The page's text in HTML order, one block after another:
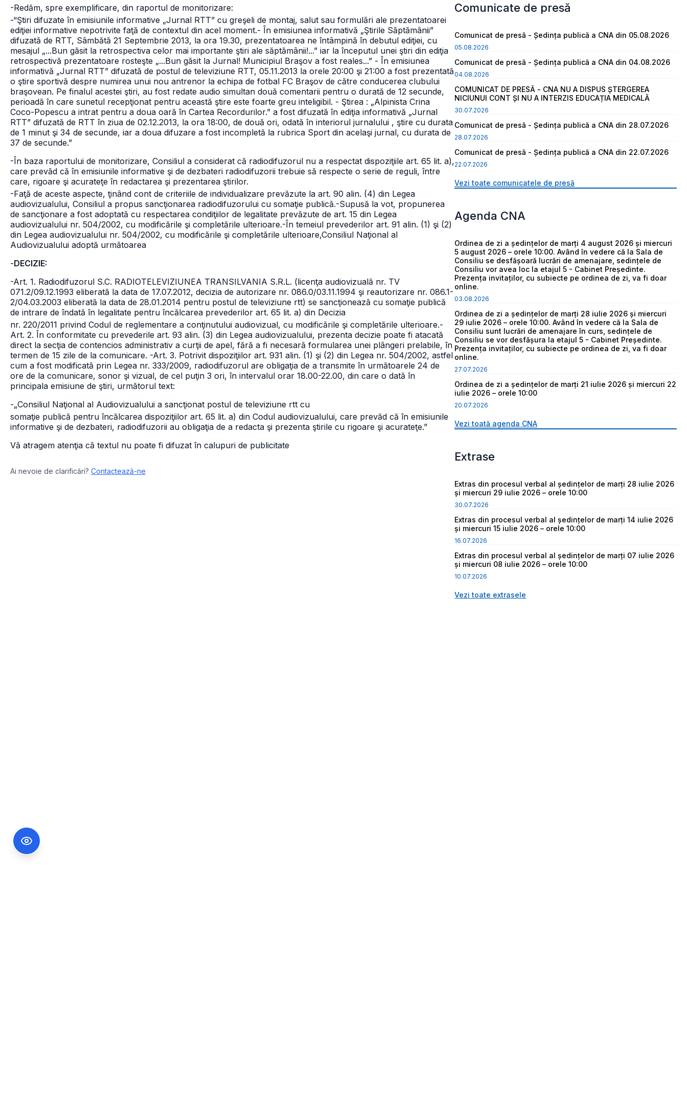
-Redăm, spre exemplificare, din raportul de monitorizare:
-“Ştiri difuzate în emisiunile informative „Jurnal RTT” cu greşeli de montaj, salut sau formulări ale prezentatoarei
ediţiei informative nepotrivite faţă de contextul din acel moment.- În emisiunea informativă „Ştirile Săptămânii”
difuzată de RTT, Sâmbătă 21 Septembrie 2013, la ora 19.30, prezentatoarea ne întâmpină în debutul ediţiei, cu
mesajul „...Bun găsit la retrospectiva celor mai importante ştiri ale săptămânii!...” iar la începutul unei ştiri din ediţia
retrospectivă prezentatoare rosteşte „...Bun găsit la Jurnal! Municipiul Braşov a fost reales...” - În emisiunea
informativă „Jurnal RTT” difuzată de postul de televiziune RTT, 05.11.2013 la orele 20:00 şi 21:00 a fost prezentată
o ştire sportivă despre numirea unui nou antrenor la echipa de fotbal FC Braşov de către conducerea clubului
braşovean. Pe finalul acestei ştiri, au fost redate audio simultan două comentarii pentru o durată de 12 secunde,
perioadă în care sunetul recepţionat pentru această ştire este foarte greu inteligibil. - Ştirea : „Alpinista Crina
Coco-Popescu a intrat pentru a doua oară în Cartea Recordurilor.” a fost difuzată în ediţia informativă „Jurnal
RTT” difuzată de RTT în ziua de 02.12.2013, la ora 18:00, de două ori, odată în interiorul jurnalului , ştire cu durata
de 1 minut şi 34 de secunde, iar a doua difuzare a fost incompletă la rubrica Sport din acelaşi jurnal, cu durata de
37 de secunde.”
-În baza raportului de monitorizare, Consiliul a considerat că radiodifuzorul nu a respectat dispoziţiile art. 65 lit. a),
care prevăd că în emisiunile informative şi de dezbateri radiodifuzorii trebuie să respecte o serie de reguli, între
care, rigoare şi acurateţe în redactarea şi prezentarea ştirilor.
-Faţă de aceste aspecte, ţinând cont de criteriile de individualizare prevăzute la art. 90 alin. (4) din Legea
audiovizualului, Consiliul a propus sancţionarea radiodifuzorului cu somaţie publică.-Supusă la vot, propunerea
de sancţionare a fost adoptată cu respectarea condiţiilor de legalitate prevăzute de art. 15 din Legea
audiovizualului nr. 504/2002, cu modificările şi completările ulterioare.-În temeiul prevederilor art. 91 alin. (1) şi (2)
din Legea audiovizualului nr. 504/2002, cu modificările şi completările ulterioare,Consiliul Naţional al
Audiovizualului adoptă următoarea
-DECIZIE:
-Art. 1. Radiodifuzorul S.C. RADIOTELEVIZIUNEA TRANSILVANIA S.R.L. (licenţa audiovizuală nr. TV
071.2/09.12.1993 eliberată la data de 17.07.2012, decizia de autorizare nr. 086.0/03.11.1994 şi reautorizare nr. 086.1-
2/04.03.2003 eliberată la data de 28.01.2014 pentru postul de televiziune rtt) se sancţionează cu somaţie publică
de intrare de îndată în legalitate pentru încălcarea prevederilor art. 65 lit. a) din Decizia
nr. 220/2011 privind Codul de reglementare a conţinutului audiovizual, cu modificările şi completările ulterioare.-
Art. 2. În conformitate cu prevederile art. 93 alin. (3) din Legea audiovizualului, prezenta decizie poate fi atacată
direct la secţia de contencios administrativ a curţii de apel, fără a fi necesară formularea unei plângeri prelabile, în
termen de 15 zile de la comunicare. -Art. 3. Potrivit dispoziţiilor art. 931 alin. (1) şi (2) din Legea nr. 504/2002, astfel
cum a fost modificată prin Legea nr. 333/2009, radiodifuzorul are obligaţia de a transmite în următoarele 24 de
ore de la comunicare, sonor şi vizual, de cel puţin 3 ori, în intervalul orar 18.00-22.00, din care o dată în
principala emisiune de ştiri, următorul text:
-„Consiliul Naţional al Audiovizualului a sancţionat postul de televiziune rtt cu
somaţie publică pentru încălcarea dispoziţiilor art. 65 lit. a) din Codul audiovizualului, care prevăd că în emisiunile
informative şi de dezbateri, radiodifuzorii au obligaţia de a redacta şi prezenta ştirile cu rigoare şi acurateţe.”
Vă atragem atenţia că textul nu poate fi difuzat în calupuri de publicitate
Ai nevoie de clarificări? Contactează-ne
Comunicate de presă
Comunicat de presă - Ședința publică a CNA din 05.08.2026
05.08.2026
Comunicat de presă - Ședința publică a CNA din 04.08.2026
04.08.2026
COMUNICAT DE PRESĂ - CNA NU A DISPUS ȘTERGEREA
NICIUNUI CONT ȘI NU A INTERZIS EDUCAȚIA MEDICALĂ
30.07.2026
Comunicat de presă - Ședința publică a CNA din 28.07.2026
28.07.2026
Comunicat de presă - Ședința publică a CNA din 22.07.2026
22.07.2026
Vezi toate comunicatele de presă
Agenda CNA
Ordinea de zi a ședințelor de marți 4 august 2026 și miercuri
5 august 2026 – orele 10:00. Având în vedere că la Sala de
Consiliu se desfășoară lucrări de amenajare, sedințele de
Consiliu vor avea loc la etajul 5 - Cabinet Președinte.
Prezența invitaților, cu subiecte pe ordinea de zi, va fi doar
online.
03.08.2026
Ordinea de zi a ședințelor de marți 28 iulie 2026 și miercuri
29 iulie 2026 – orele 10:00. Având în vedere că la Sala de
Consiliu sunt lucrări de amenajare în curs, sedințele de
Consiliu se vor desfășura la etajul 5 - Cabinet Președinte.
Prezența invitaților, cu subiecte pe ordinea de zi, va fi doar
online.
27.07.2026
Ordinea de zi a ședințelor de marți 21 iulie 2026 și miercuri 22
iulie 2026 – orele 10:00
20.07.2026
Vezi toată agenda CNA
Extrase
Extras din procesul verbal al ședințelor de marți 28 iulie 2026
și miercuri 29 iulie 2026 – orele 10:00
30.07.2026
Extras din procesul verbal al ședințelor de marți 14 iulie 2026
și miercuri 15 iulie 2026 – orele 10:00
16.07.2026
Extras din procesul verbal al ședințelor de marți 07 iulie 2026
și miercuri 08 iulie 2026 – orele 10:00
10.07.2026
Vezi toate extrasele